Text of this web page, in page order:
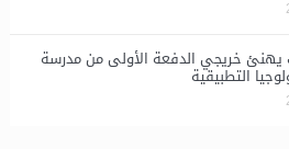
خريجي الدفعة الأولى من مدرسة
التطبيقية